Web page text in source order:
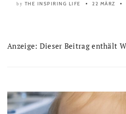
by THE INSPIRING LIFE 22 MÄRZ
Anzeige: Dieser Beitrag enthält